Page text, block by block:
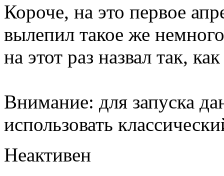
Короче, на это первое
вылепил такое же
на этот раз назвал так,
Внимание: для запуска
использовать
Неактивен